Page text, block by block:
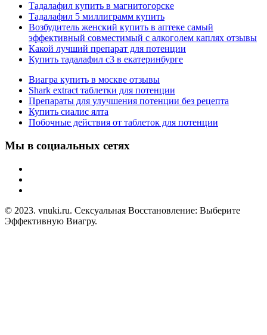
Тадалафил купить в магнитогорске
Тадалафил 5 миллиграмм купить
Возбудитель женский купить в аптеке самый
эффективный совместимый с алкоголем каплях отзывы
Какой лучший препарат для потенции
Купить тадалафил с3 в екатеринбурге
Виагра купить в москве отзывы
Shark extract таблетки для потенции
Препараты для улучшения потенции без рецепта
Купить сиалис ялта
Побочные действия от таблеток для потенции
Мы в социальных сетях
© 2023. vnuki.ru. Сексуальная Восстановление: Выберите
Эффективную Виагру.